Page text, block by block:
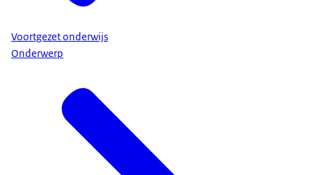
Voortgezet onderwijs
Onderwerp